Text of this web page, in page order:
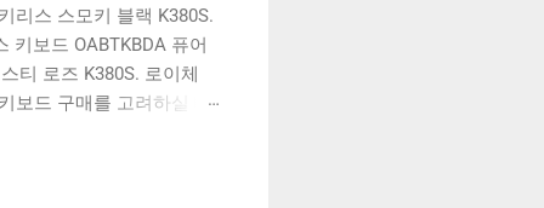
리스 스모키 블랙 K380S.
키보드 OABTKBDA 퓨어
티 로즈 K380S. 로이체
보드 구매를 고려하실 때,